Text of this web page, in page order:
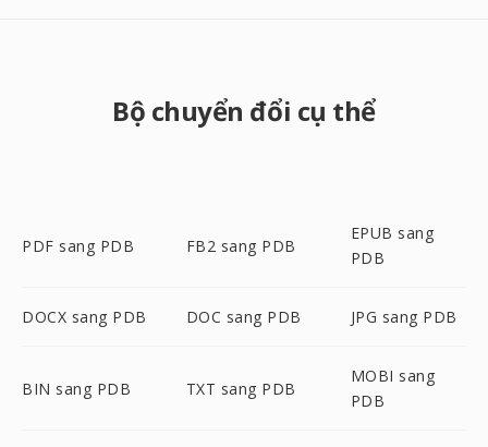
Bộ chuyển đổi cụ thể
PDF sang PDB FB2 sang PDB
EPUB sang
PDB
DOCX sang PDB DOC sang PDB JPG sang PDB
BIN sang PDB TXT sang PDB
MOBI sang
PDB